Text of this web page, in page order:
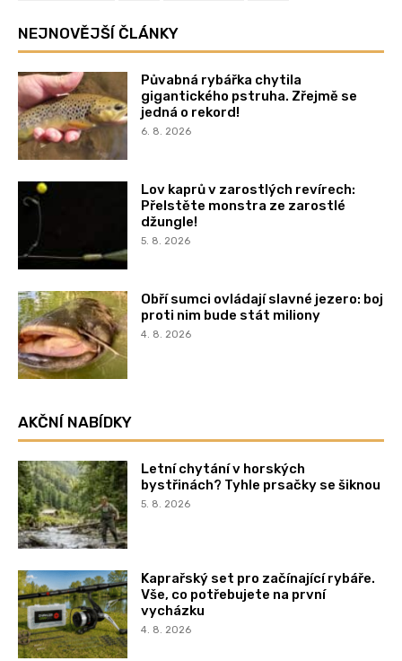
NEJNOVĚJŠÍ ČLÁNKY
Půvabná rybářka chytila
gigantického pstruha. Zřejmě se
jedná o rekord!
6. 8. 2026
Lov kaprů v zarostlých revírech:
Přelstěte monstra ze zarostlé
džungle!
5. 8. 2026
Obří sumci ovládají slavné jezero: boj
proti nim bude stát miliony
4. 8. 2026
AKČNÍ NABÍDKY
Letní chytání v horských
bystřinách? Tyhle prsačky se šiknou
5. 8. 2026
Kaprařský set pro začínající rybáře.
Vše, co potřebujete na první
vycházku
4. 8. 2026